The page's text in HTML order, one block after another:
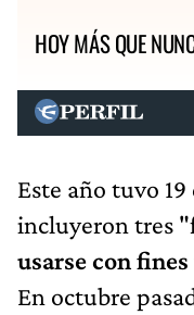
HOY MÁS QUE
Este año tuvo
incluyeron tres
usarse con
En octubre